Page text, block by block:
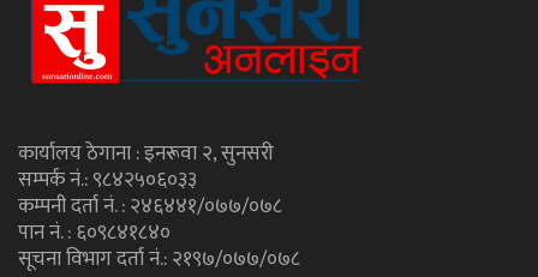
कार्यालय ठेगाना : इनरूवा २, सुनसरी
सम्पर्क नं.: ९८४२५०६०३३
कम्पनी दर्ता नं. : २४६४४१/०७७/०७८
पान नं. : ६०९८४१८४०
सूचना विभाग दर्ता नं.: २१९७/०७७/०७८